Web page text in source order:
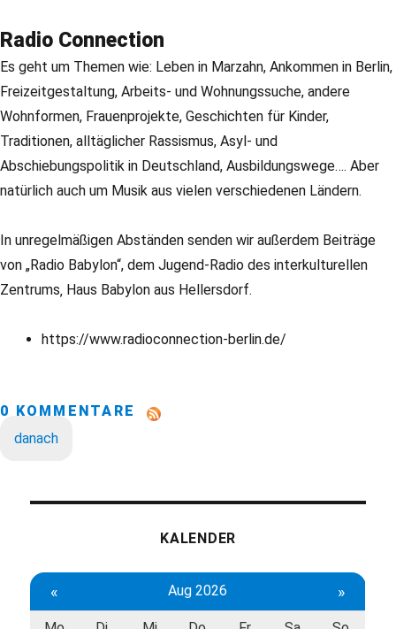
Radio Connection
Es geht um Themen wie: Leben in Marzahn, Ankommen in Berlin,
Freizeitgestaltung, Arbeits- und Wohnungssuche, andere
Wohnformen, Frauenprojekte, Geschichten für Kinder,
Traditionen, alltäglicher Rassismus, Asyl- und
Abschiebungspolitik in Deutschland, Ausbildungswege…. Aber
natürlich auch um Musik aus vielen verschiedenen Ländern.
In unregelmäßigen Abständen senden wir außerdem Beiträge
von „Radio Babylon“, dem Jugend-Radio des interkulturellen
Zentrums‚ Haus Babylon aus Hellersdorf.
https://www.radioconnection-berlin.de/
0 KOMMENTARE
danach
KALENDER
« Aug 2026 »